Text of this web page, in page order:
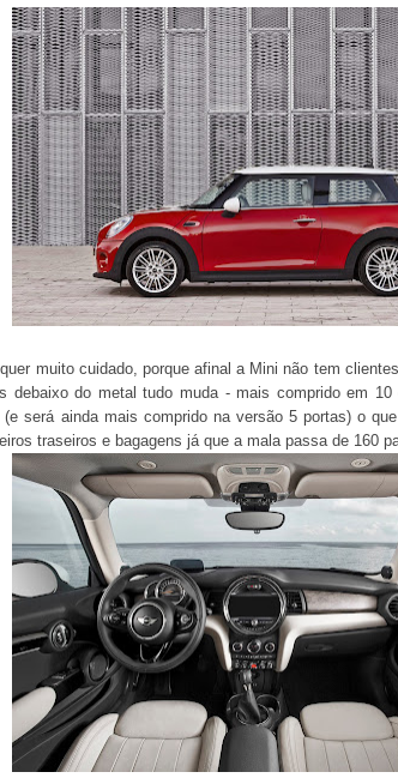
muito cuidado, porque afinal a Mini não tem
debaixo do metal tudo muda - mais comprido em 10
será ainda mais comprido na versão 5 portas) o
traseiros e bagagens já que a mala passa de 160